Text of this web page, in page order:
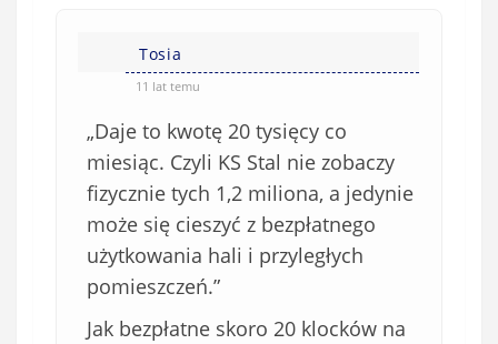
Tosia
11 lat temu
„Daje to kwotę 20 tysięcy co
miesiąc. Czyli KS Stal nie zobaczy
fizycznie tych 1,2 miliona, a jedynie
może się cieszyć z bezpłatnego
użytkowania hali i przyległych
pomieszczeń.”
Jak bezpłatne skoro 20 klocków na